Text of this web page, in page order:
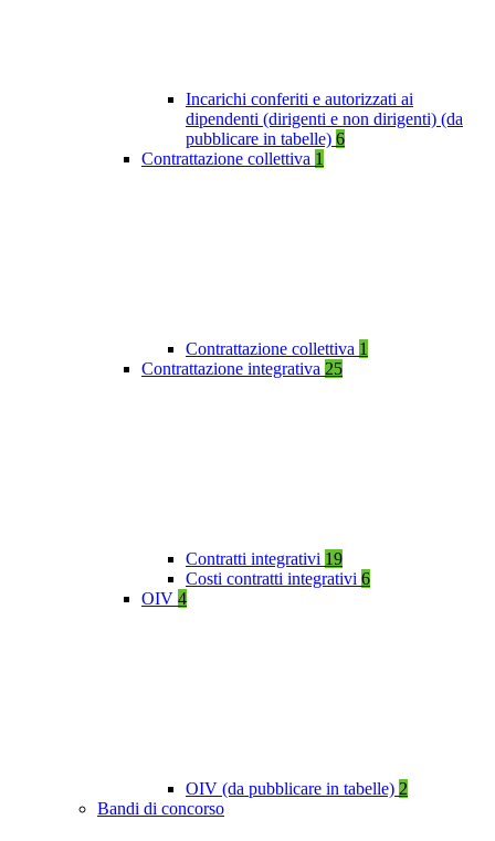
Incarichi conferiti e autorizzati ai
dipendenti (dirigenti e non dirigenti) (da
pubblicare in tabelle) 6
Contrattazione collettiva 1
Contrattazione collettiva 1
Contrattazione integrativa 25
Contratti integrativi 19
Costi contratti integrativi 6
OIV 4
OIV (da pubblicare in tabelle) 2
Bandi di concorso